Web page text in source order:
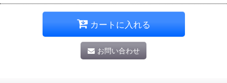
カートに入れる
お問い合わせ